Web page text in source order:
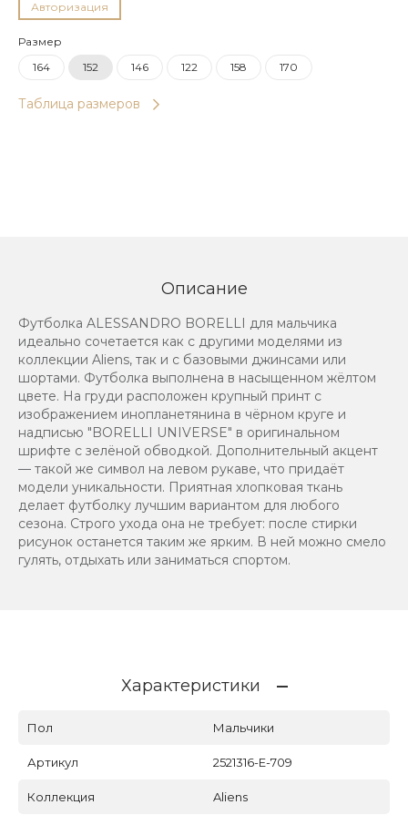
Авторизация
Размер
164
152 146 122 158 170
Таблица размеров
Описание
Футболка ALESSANDRO BORELLI для мальчика
идеально сочетается как с другими моделями из
коллекции Aliens, так и с базовыми джинсами или
шортами. Футболка выполнена в насыщенном жёлтом
цвете. На груди расположен крупный принт с
изображением инопланетянина в чёрном круге и
надписью "BORELLI UNIVERSE" в оригинальном
шрифте с зелёной обводкой. Дополнительный акцент
— такой же символ на левом рукаве, что придаёт
модели уникальности. Приятная хлопковая ткань
делает футболку лучшим вариантом для любого
сезона. Строго ухода она не требует: после стирки
рисунок останется таким же ярким. В ней можно смело
гулять, отдыхать или заниматься спортом.
Характеристики
Пол Мальчики
Артикул 2521316-E-709
Коллекция Aliens